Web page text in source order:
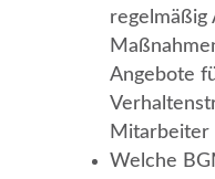
regelmäßig
Angebote
Mitarbeiter
Welche